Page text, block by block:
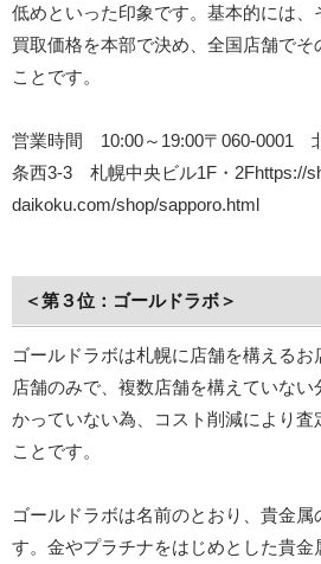
低めといった印象です。基本的には、
買取価格を本部で決め、全国店舗でそ
ことです。
営業時間 10:00～19:00〒060-0001
条西3-3 札幌中央ビル1F・2Fhttps://
daikoku.com/shop/sapporo.html
＜第３位：ゴールドラボ＞
ゴールドラボは札幌に店舗を構えるお
店舗のみで、複数店舗を構えていな
かっていない為、コスト削減により
ことです。
ゴールドラボは名前のとおり、貴金属
す。金やプラチナをはじめとした貴